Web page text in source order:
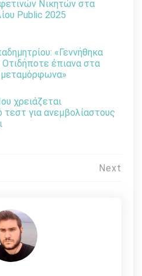
Νικητών στα
Public 2025
«Γεννήθηκα
Οτιδήποτε έπιανα στα
μεταμόρφωνα»
χρειάζεται
για ανεμβολίαστους
Next